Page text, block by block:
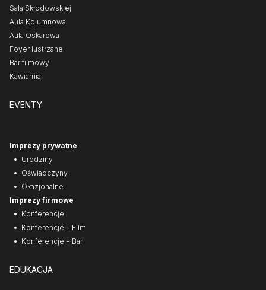
Sala Skłodowskiej
Aula Kolumnowa
Aula Oskarowa
Foyer lustrzane
Bar filmowy
Kawiarnia
EVENTY
Imprezy prywatne
Urodziny
Oświadczyny
Okazjonalne
Imprezy firmowe
Konferencje
Konferencje + Film
Konferencje + Bar
EDUKACJA